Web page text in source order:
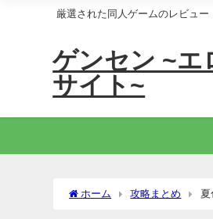
厳選された同人ゲームのレビュー
ゲンセン ~エ
サイト~
ホーム 攻略まとめ